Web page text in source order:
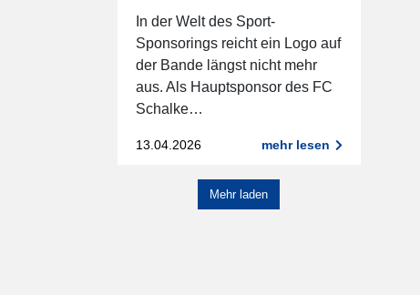
In der Welt des Sport-
Sponsorings reicht ein Logo auf
der Bande längst nicht mehr
aus. Als Hauptsponsor des FC
Schalke…
13.04.2026 mehr lesen
Mehr laden